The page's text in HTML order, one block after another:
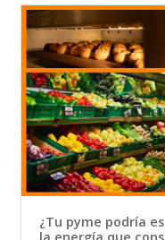
¿Tu pyme podría
la energía que